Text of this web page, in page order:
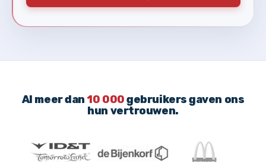
Al meer dan 10 000gebruikers gaven ons
hun vertrouwen.